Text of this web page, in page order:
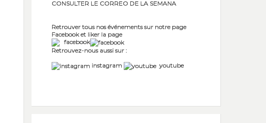
CONSULTER LE CORREO DE LA SEMANA
Retrouver tous nos événements sur notre page
Facebook et liker la page
facebook
Retrouvez-nous aussi sur :
instagram
youtube